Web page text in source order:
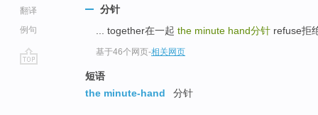
翻译
例句
分针
... together在一起 the minute hand分针 refuse拒
基于46个网页-相关网页
短语
the minute-hand
分针